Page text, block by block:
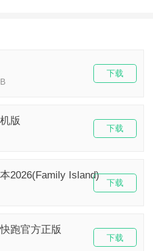
下载
版
下载
2026(Family Island)
下载
跑官方正版
下载